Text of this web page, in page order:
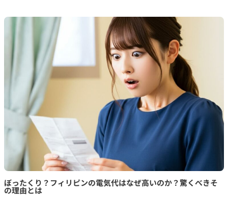
ぼったくり？フィリピンの電気代はなぜ高いのか？驚くべきそ
の理由とは